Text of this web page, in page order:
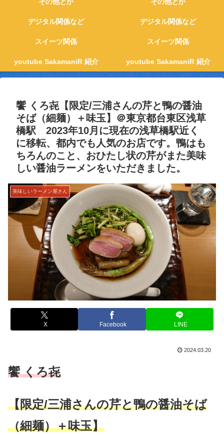
その他とか その他とか
デジタル関係など デジタル関係など
スイーツ関係 スイーツ関係
youtube SakamaniR 紹介 youtube SakamaniR 紹介
饗 くろ㐂【限定/三浦さんの芹と鴨の醤油
そば（細麺）＋味玉】＠東京都台東区浅草
橋駅 2023年10月に現在の浅草橋駅近く
に移転、都内でも人気のお店です。鴨はも
ちろんのこと、おひたし状の芹がまた美味
しい醤油ラーメンをいただきました。
美味しいラーメン屋さん
X Facebook LINE
2024.03.20
饗 くろ㐂
【限定/三浦さんの芹と鴨の醤油そば
（細麺）＋味玉】